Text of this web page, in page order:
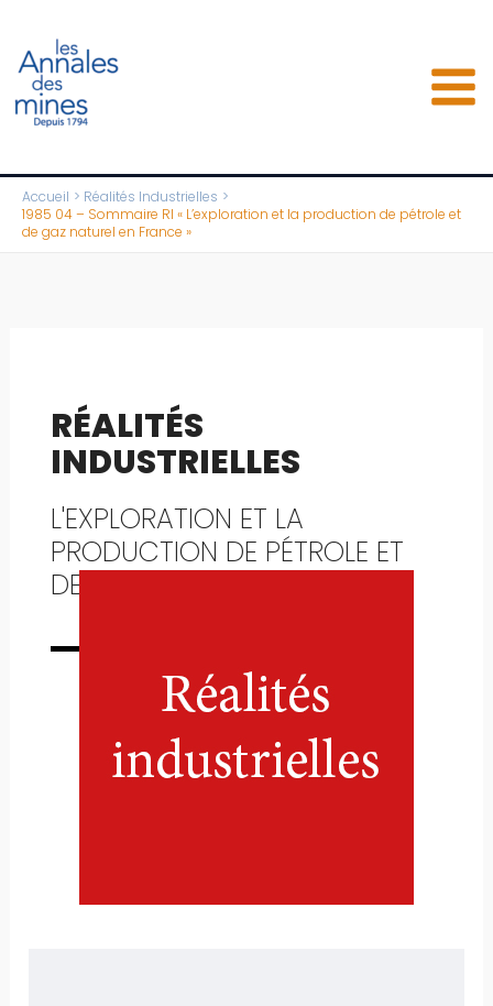
contenu
Accueil
Réalités Industrielles
1985 04 – Sommaire RI « L’exploration et la production de pétrole et
de gaz naturel en France »
RÉALITÉS
INDUSTRIELLES
L'EXPLORATION ET LA
PRODUCTION DE PÉTROLE ET
DE GAZ NATUREL EN FRANCE